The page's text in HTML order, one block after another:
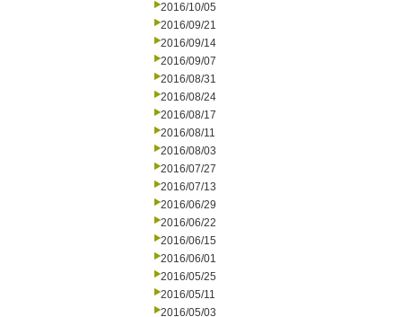
2016/10/05
2016/09/21
2016/09/14
2016/09/07
2016/08/31
2016/08/24
2016/08/17
2016/08/11
2016/08/03
2016/07/27
2016/07/13
2016/06/29
2016/06/22
2016/06/15
2016/06/01
2016/05/25
2016/05/11
2016/05/03